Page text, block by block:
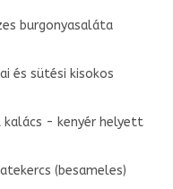
burgonyasaláta
és sütési kisokos
- kenyér helyett
(besameles)